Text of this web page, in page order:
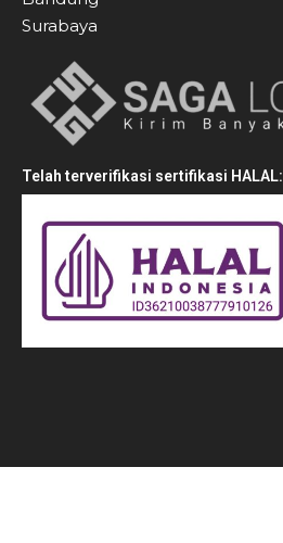
Surabaya
Telah terverifikasi sertifikasi HALAL: